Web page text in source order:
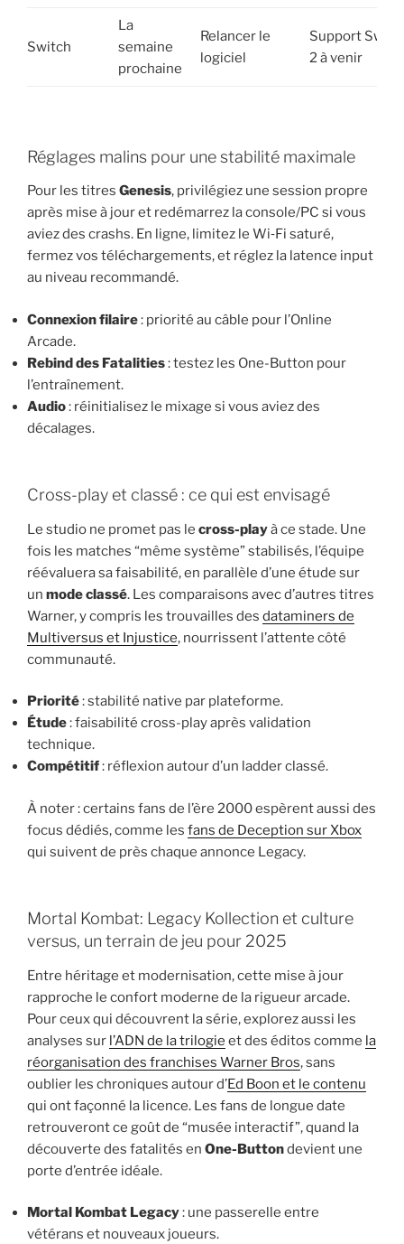
Switch
La
semaine
prochaine
Relancer le
logiciel
Support
2 à venir
Réglages malins pour une stabilité maximale
Pour les titres Genesis, privilégiez une session propre
après mise à jour et redémarrez la console/PC si vous
aviez des crashs. En ligne, limitez le Wi‑Fi saturé,
fermez vos téléchargements, et réglez la latence input
au niveau recommandé.
Connexion filaire: priorité au câble pour l’Online
Arcade.
Rebind des Fatalities: testez les One-Button pour
l’entraînement.
Audio: réinitialisez le mixage si vous aviez des
décalages.
Cross-play et classé : ce qui est envisagé
Le studio ne promet pas le cross-playà ce stade. Une
fois les matches “même système” stabilisés, l’équipe
réévaluera sa faisabilité, en parallèle d’une étude sur
un mode classé. Les comparaisons avec d’autres titres
Warner, y compris les trouvailles des dataminers de
Multiversus et Injustice, nourrissent l’attente côté
communauté.
Priorité: stabilité native par plateforme.
Étude: faisabilité cross-play après validation
technique.
Compétitif: réflexion autour d’un ladder classé.
À noter : certains fans de l’ère 2000 espèrent aussi des
focus dédiés, comme les fans de Deception sur Xbox
qui suivent de près chaque annonce Legacy.
Mortal Kombat: Legacy Kollection et culture
versus, un terrain de jeu pour 2025
Entre héritage et modernisation, cette mise à jour
rapproche le confort moderne de la rigueur arcade.
Pour ceux qui découvrent la série, explorez aussi les
analyses sur l’ADN de la trilogie et des éditos comme la
réorganisation des franchises Warner Bros, sans
oublier les chroniques autour d’Ed Boon et le contenu
qui ont façonné la licence. Les fans de longue date
retrouveront ce goût de “musée interactif”, quand la
découverte des fatalités en One-Buttondevient une
porte d’entrée idéale.
Mortal Kombat Legacy: une passerelle entre
vétérans et nouveaux joueurs.